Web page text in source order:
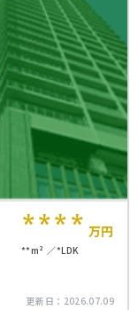
**** 万円
**m² *LDK
更新日： 2026.07.09